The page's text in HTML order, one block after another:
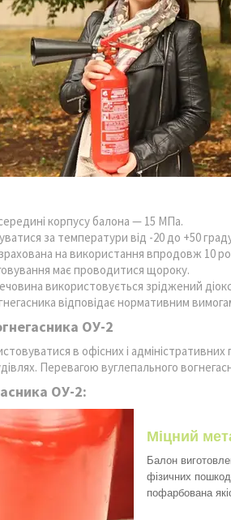
корпусу балона — 15 МПа.
за температури від -20 до +50
на використання впродовж 10
має проводитися щороку.
використовується зріджений
відповідає нормативним
ОУ-2
в офісних і
Перевагою вуглепального
ОУ-2:
Міцний
Балон
фізичних
пофарбована